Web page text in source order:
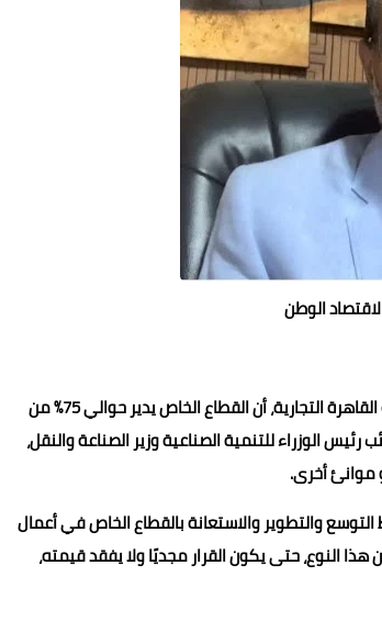
الوطن
أكد الدكتور عمرو السمدوني، سكرتير عام شعبة النقل الدولي واللوجستيات بغرفة القاهرة التجارية، أن القطاع الخاص يدير حوالي 75% من
الوزراء للتنمية الصناعية وزير الصناعة والنقل،
موانئ أخرى.
والتطوير والاستعانة بالقطاع الخاص في أعمال
النوع، حتى يكون القرار مجديًا ولا يفقد قيمته،